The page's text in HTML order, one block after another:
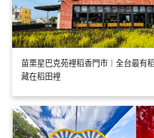
苗栗星巴克苑裡稻香門市｜全台最有
藏在稻田裡